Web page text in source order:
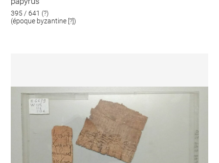
395 / 641 (?)
(époque byzantine [?])